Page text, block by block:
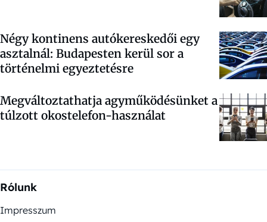
Négy kontinens autókereskedői egy
asztalnál: Budapesten kerül sor a
történelmi egyeztetésre
Megváltoztathatja agyműködésünket a
túlzott okostelefon-használat
Rólunk
Impresszum